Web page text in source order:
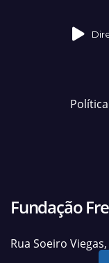
Fundação
Rua Soeiro